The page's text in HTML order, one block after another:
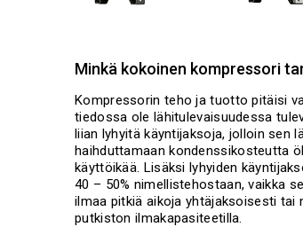
Minkä kokoinen kompressori
Kompressorin teho ja tuotto pitäisi
tiedossa ole lähitulevaisuudessa
liian lyhyitä käyntijaksoja, jolloin sen
haihduttamaan kondenssikosteutta
käyttöikää. Lisäksi lyhyiden
40 – 50% nimellistehostaan, vaikka
ilmaa pitkiä aikoja yhtäjaksoisesti tai
putkiston ilmakapasiteetilla.